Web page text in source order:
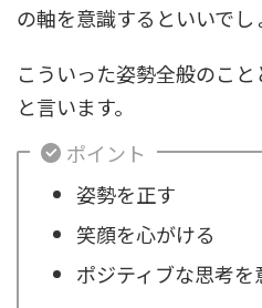
の軸を意識するといいでし
こういった姿勢全般のこ
と言います。
ポイント
姿勢を正す
笑顔を心がける
ポジティブな思考を